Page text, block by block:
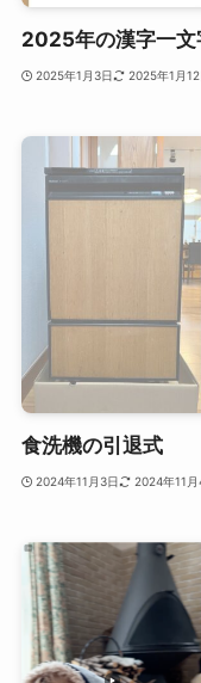
2025年の漢字一文
2025年1月3日 2025年1月12
食洗機の引退式
2024年11月3日 2024年11月